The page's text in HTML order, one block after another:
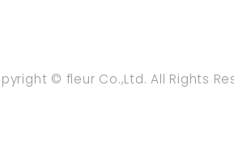
© fleur Co.,Ltd. All Rights